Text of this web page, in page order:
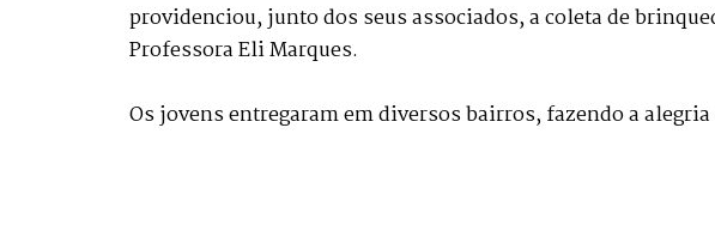
providenciou, junto dos seus associados, a coleta de
Professora Eli Marques.
Os jovens entregaram em diversos bairros, fazendo a alegria